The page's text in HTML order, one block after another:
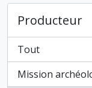
Producteur
Tout
Mission
, 1 résultats